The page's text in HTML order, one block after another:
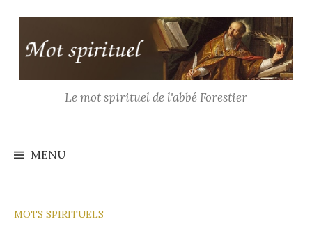
contenu
Le mot spirituel de l'abbé Forestier
MENU
MOTS SPIRITUELS